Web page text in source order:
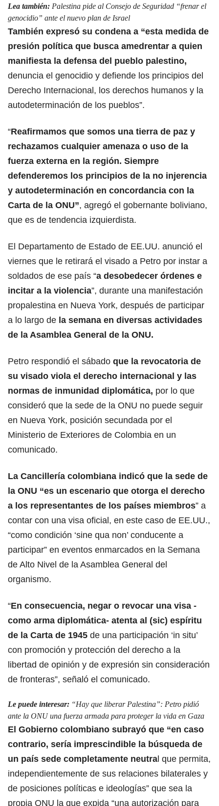
Lea también: Palestina pide al Consejo de Seguridad “frenar el
genocidio” ante el nuevo plan de Israel
También expresó su condena a “esta medida de
presión política que busca amedrentar a quien
manifiesta la defensa del pueblo palestino,
denuncia el genocidio y defiende los principios del
Derecho Internacional, los derechos humanos y la
autodeterminación de los pueblos”.
“Reafirmamos que somos una tierra de paz y
rechazamos cualquier amenaza o uso de la
fuerza externa en la región. Siempre
defenderemos los principios de la no injerencia
y autodeterminación en concordancia con la
Carta de la ONU”, agregó el gobernante boliviano,
que es de tendencia izquierdista.
El Departamento de Estado de EE.UU. anunció el
viernes que le retirará el visado a Petro por instar a
soldados de ese país “a desobedecer órdenes e
incitar a la violencia”, durante una manifestación
propalestina en Nueva York, después de participar
a lo largo de la semana en diversas actividades
de la Asamblea General de la ONU.
Petro respondió el sábado que la revocatoria de
su visado viola el derecho internacional y las
normas de inmunidad diplomática, por lo que
consideró que la sede de la ONU no puede seguir
en Nueva York, posición secundada por el
Ministerio de Exteriores de Colombia en un
comunicado.
La Cancillería colombiana indicó que la sede de
la ONU “es un escenario que otorga el derecho
a los representantes de los países miembros” a
contar con una visa oficial, en este caso de EE.UU.,
“como condición ‘sine qua non’ conducente a
participar” en eventos enmarcados en la Semana
de Alto Nivel de la Asamblea General del
organismo.
“En consecuencia, negar o revocar una visa -
como arma diplomática- atenta al (sic) espíritu
de la Carta de 1945 de una participación ‘in situ’
con promoción y protección del derecho a la
libertad de opinión y de expresión sin consideración
de fronteras”, señaló el comunicado.
Le puede interesar: “Hay que liberar Palestina”: Petro pidió
ante la ONU una fuerza armada para proteger la vida en Gaza
El Gobierno colombiano subrayó que “en caso
contrario, sería imprescindible la búsqueda de
un país sede completamente neutral que permita,
independientemente de sus relaciones bilaterales y
de posiciones políticas e ideologías” que sea la
propia ONU la que expida “una autorización para